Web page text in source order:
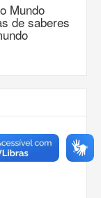
Mundo
de saberes